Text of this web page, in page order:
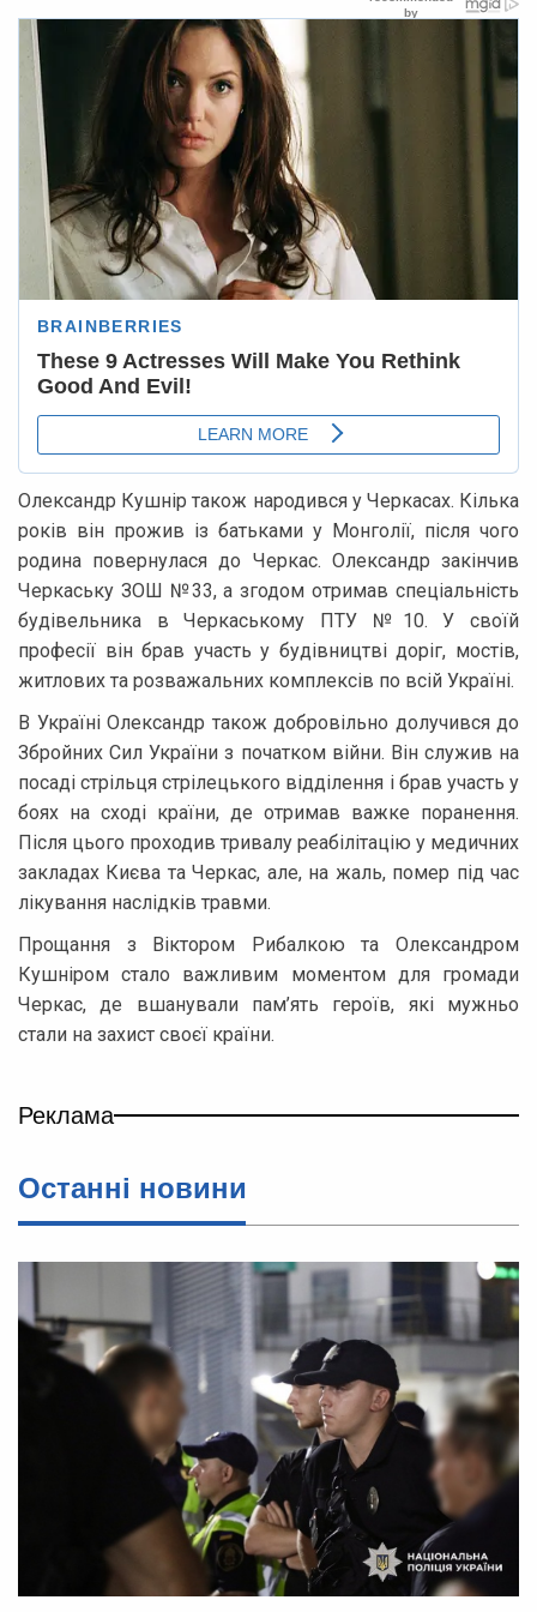
Олександр Кушнір також народився у Черкасах. Кілька
років він прожив із батьками у Монголії, після чого
родина повернулася до Черкас. Олександр закінчив
Черкаську ЗОШ №33, а згодом отримав спеціальність
будівельника в Черкаському ПТУ №10. У своїй
професії він брав участь у будівництві доріг, мостів,
житлових та розважальних комплексів по всій Україні.
В Україні Олександр також добровільно долучився до
Збройних Сил України з початком війни. Він служив на
посаді стрільця стрілецького відділення і брав участь у
боях на сході країни, де отримав важке поранення.
Після цього проходив тривалу реабілітацію у медичних
закладах Києва та Черкас, але, на жаль, помер під час
лікування наслідків травми.
Прощання з Віктором Рибалкою та Олександром
Кушніром стало важливим моментом для громади
Черкас, де вшанували пам’ять героїв, які мужньо
стали на захист своєї країни.
Реклама
Останні новини